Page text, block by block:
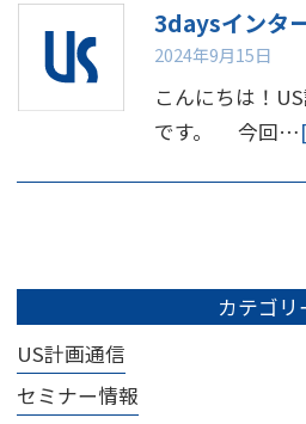
2024年9月15日
こんにちは！
です。 今回…
カテゴリ
US計画通信
セミナー情報